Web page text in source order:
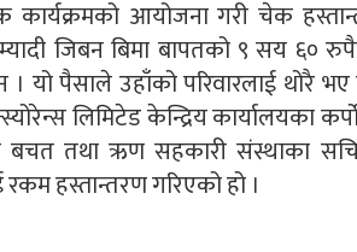
कार्यक्रमको आयोजना गरी चेक
जिबन बिमा बापतको ९ सय ६०
। यो पैसाले उहाँको परिवारलाई थोरै
लिमिटेड केन्द्रिय कार्यालयका
बचत तथा ऋण सहकारी संस्थाका
रकम हस्तान्तरण गरिएको हो ।